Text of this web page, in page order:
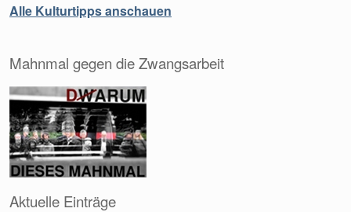
Alle Kulturtipps anschauen
Mahnmal gegen die Zwangsarbeit
Aktuelle Einträge